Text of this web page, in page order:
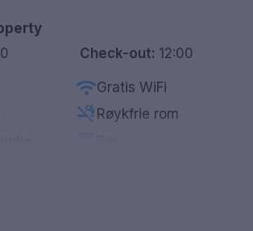
DoneCheck-out: 12:00
wifiGratis WiFi
smoke_free Røykfrie rom